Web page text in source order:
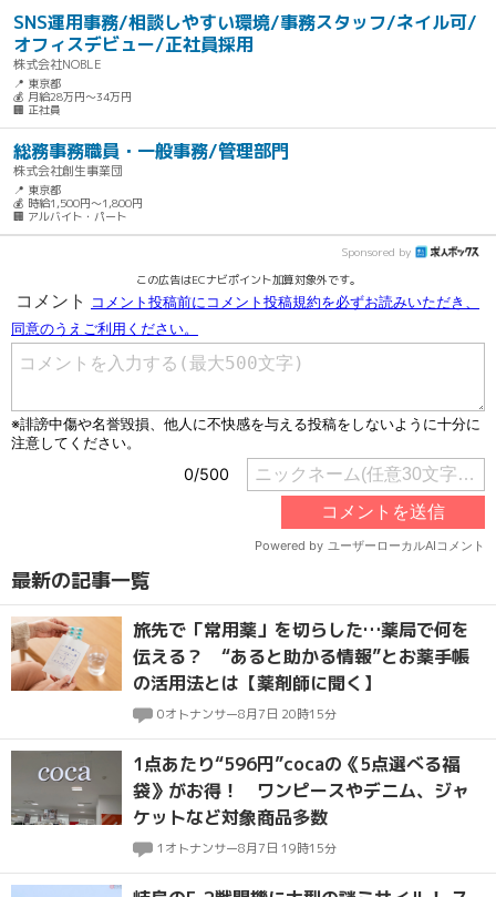
SNS運用事務/相談しやすい環境/事務スタッフ/ネイル可/
オフィスデビュー/正社員採用
株式会社NOBLE
📍 東京都
💰 月給28万円～34万円
🏢 正社員
総務事務職員・一般事務/管理部門
株式会社創生事業団
📍 東京都
💰 時給1,500円～1,800円
🏢 アルバイト・パート
Sponsored by
この広告はECナビポイント加算対象外です。
最新の記事一覧
旅先で「常用薬」を切らした…薬局で何を
伝える？ “あると助かる情報”とお薬手帳
の活用法とは【薬剤師に聞く】
0オトナンサー8月7日 20時15分
1点あたり“596円”cocaの《5点選べる福
袋》がお得！ ワンピースやデニム、ジャ
ケットなど対象商品多数
1 オトナンサー8月7日 19時15分